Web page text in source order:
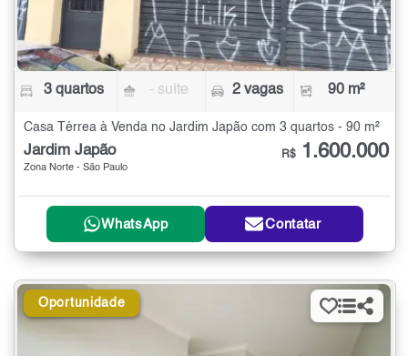
3 quartos - suíte 2 vagas 90 m²
Casa Térrea à Venda no Jardim Japão com 3 quartos - 90 m²
Jardim Japão
Zona Norte - São Paulo
R$ 1.600.000
WhatsApp Contatar
Oportunidade